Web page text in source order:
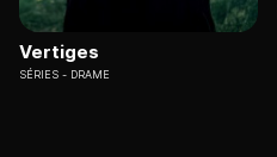
Vertiges
SÉRIES DRAME